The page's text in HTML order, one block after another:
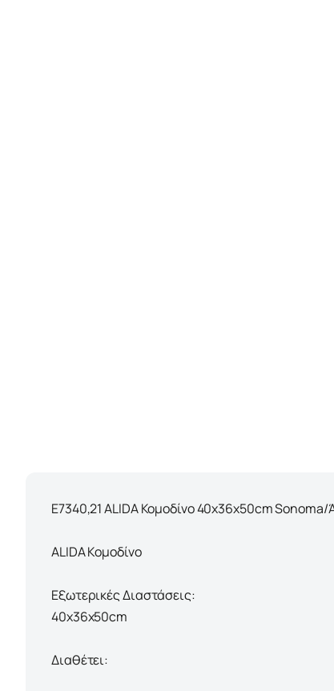
Ε7340,21 ALIDA Κομοδίνο 40x36x50cm
ALIDA Κομοδίνο
Εξωτερικές Διαστάσεις:
40x36x50cm
Διαθέτει: